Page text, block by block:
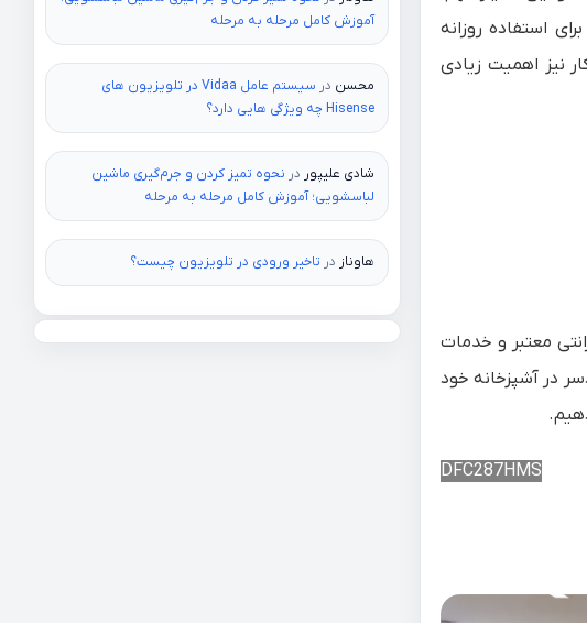
از 45 دسی‌بل، گزینه‌ای ایده‌آل برای استفاده روزانه
نیز اهمیت زیادی
معتبر و خدمات
در آشپزخانه خود
DFC287HMS
آموزش کامل مرحله به مرحله
محسن در
سیستم عامل Vidaa در تلویزیون های
Hisense چه ویژگی هایی دارد؟
شادی علیپور در نحوه تمیز کردن و جرم‌گیری ماشین
لباسشویی؛ آموزش کامل مرحله به مرحله
هاوناز در تاخیر ورودی در تلویزیون چیست؟